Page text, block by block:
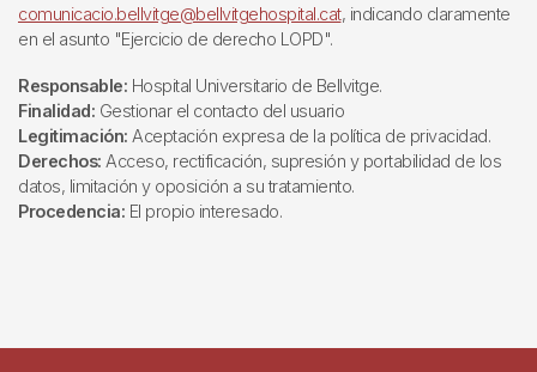
comunicacio.bellvitge@bellvitgehospital.cat, indicando claramente
en el asunto "Ejercicio de derecho LOPD".
Responsable: Hospital Universitario de Bellvitge.
Finalidad: Gestionar el contacto del usuario
Legitimación: Aceptación expresa de la política de privacidad.
Derechos: Acceso, rectificación, supresión y portabilidad de los
datos, limitación y oposición a su tratamiento.
Procedencia: El propio interesado.